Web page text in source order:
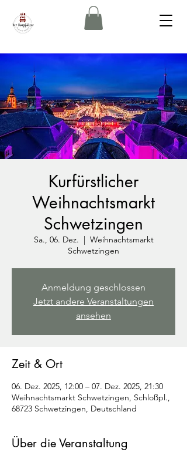
Kurfürstlicher
Weihnachtsmarkt
Schwetzingen
Sa., 06. Dez.
  |
Weihnachtsmarkt
Schwetzingen
Anmeldung geschlossen
Jetzt andere Veranstaltungen
ansehen
Zeit & Ort
06. Dez. 2025, 12:00 – 07. Dez. 2025, 21:30
Weihnachtsmarkt Schwetzingen, Schloßpl.,
68723 Schwetzingen, Deutschland
Über die Veranstaltung